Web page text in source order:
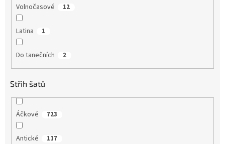
Volnočasové 12
Latina 1
Do tanečních 2
Střih šatů
Áčkové 723
Antické 117